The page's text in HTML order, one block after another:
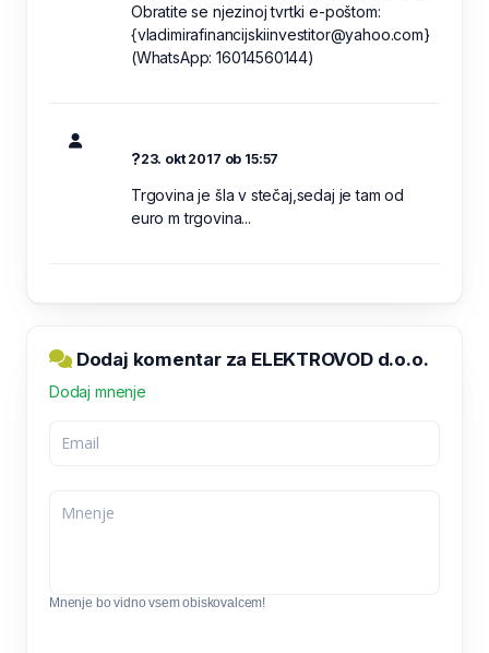
Obratite se njezinoj tvrtki e-poštom:
{vladimirafinancijskiinvestitor@yahoo.com}
(WhatsApp: 16014560144)
?23. okt 2017 ob 15:57
Trgovina je šla v stečaj,sedaj je tam od
euro m trgovina...
Dodaj komentar za ELEKTROVOD d.o.o.
Dodaj mnenje
Mnenje bo vidno vsem obiskovalcem!